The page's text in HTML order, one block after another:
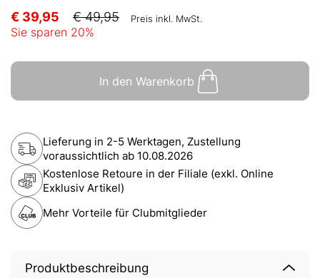
€ 39,95 € 49,95 Preis inkl. MwSt.
Sie sparen 20%
In den Warenkorb
Lieferung in 2-5 Werktagen, Zustellung
voraussichtlich ab 10.08.2026
Kostenlose Retoure in der Filiale (exkl. Online
Exklusiv Artikel)
Mehr Vorteile für Clubmitglieder
Produktbeschreibung